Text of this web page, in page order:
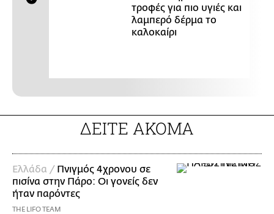
τροφές για πιο υγιές και
λαμπερό δέρμα το
καλοκαίρι
ΔΕΙΤΕ ΑΚΟΜΑ
Ελλάδα / Πνιγμός 4χρονου σε
πισίνα στην Πάρο: Οι γονείς δεν
ήταν παρόντες
THE LIFO TEAM